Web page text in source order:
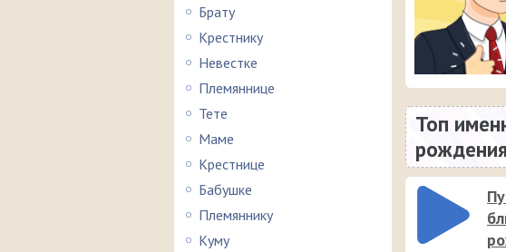
Брату
Крестнику
Невестке
Племяннице
Тете
Маме
Крестнице
Бабушке
Племяннику
Куму
Топ